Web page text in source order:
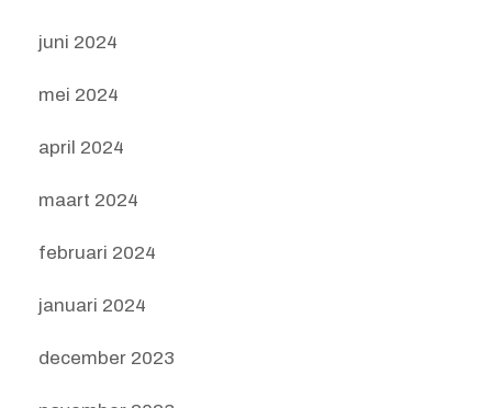
juni 2024
mei 2024
april 2024
maart 2024
februari 2024
januari 2024
december 2023